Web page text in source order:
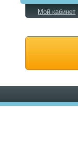
Мой кабинет